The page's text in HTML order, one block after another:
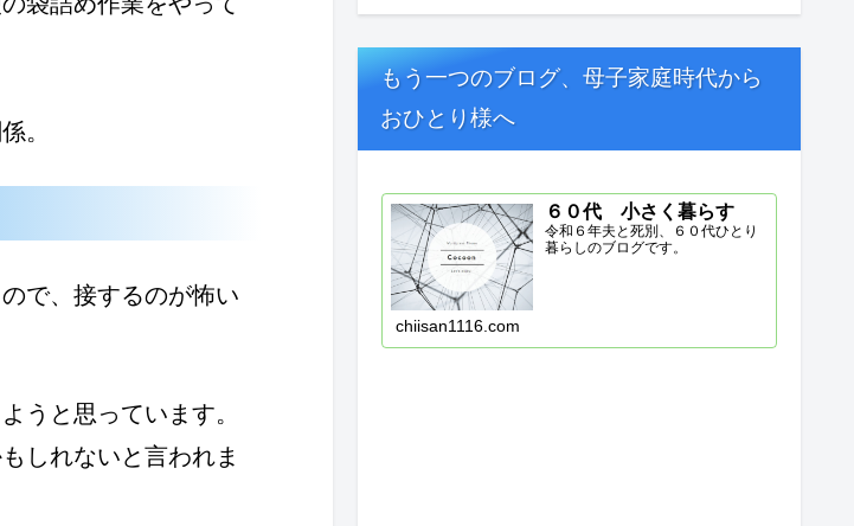
。
で、接するのが怖い
うと思っています。
しれないと言われま
もう一つのブログ、母子家庭時代から
おひとり様へ
６０代 小さく暮らす
令和６年夫と死別、６０代ひとり
暮らしのブログです。
chiisan1116.com